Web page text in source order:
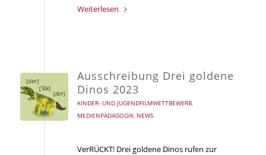
Weiterlesen
Ausschreibung Drei goldene
Dinos 2023
KINDER- UND JUGENDFILMWETTBEWERB,
MEDIENPÄDAGOGIK, NEWS
VerRÜCKT! Drei goldene Dinos rufen zur